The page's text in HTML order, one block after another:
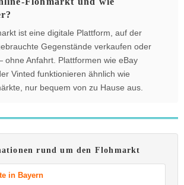
ist eine digitale Plattform, auf der
Gegenstände verkaufen oder
Anfahrt. Plattformen wie eBay
Vinted funktionieren ähnlich wie
nur bequem von zu Hause aus.
rund um den Flohmarkt
in Bayern